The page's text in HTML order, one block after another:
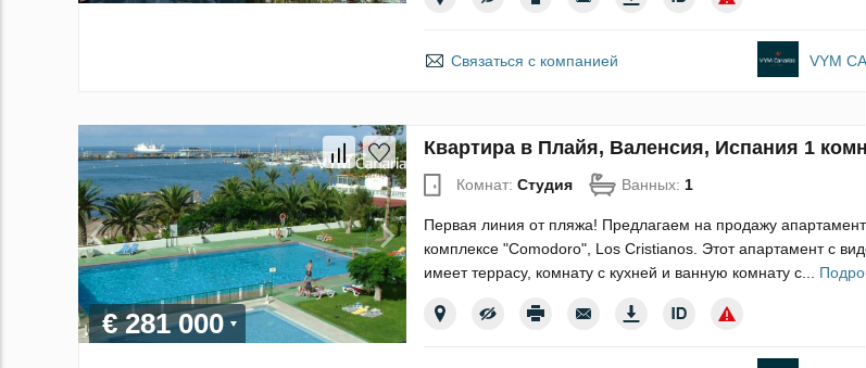
Связаться с компанией VYM
€ 281 000
Квартира в Плайя, Валенсия, Испания 1
Комнат: Студия Ванных: 1
Первая линия от пляжа! Предлагаем на продажу апартамент
комплексе "Comodoro", Los Cristianos. Этот апартамент с
имеет террасу, комнату с кухней и ванную комнату с...